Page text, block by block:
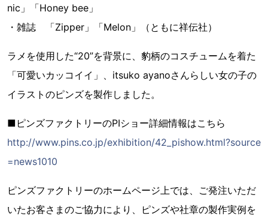
nic」「Honey bee」
・雑誌 「Zipper」「Melon」（ともに祥伝社）
ラメを使用した“20”を背景に、豹柄のコスチュームを着た
「可愛いカッコイイ」、itsuko ayanoさんらしい女の子の
イラストのピンズを製作しました。
■ピンズファクトリーのPIショー詳細情報はこちら
http://www.pins.co.jp/exhibition/42_pishow.html?source
=news1010
ピンズファクトリーのホームページ上では、ご発注いただ
いたお客さまのご協力により、ピンズや社章の製作実例を